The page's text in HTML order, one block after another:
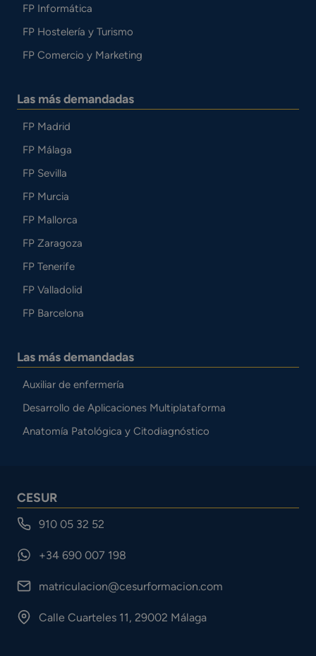
FP Informática
FP Hostelería y Turismo
FP Comercio y Marketing
Las más demandadas
FP Madrid
FP Málaga
FP Sevilla
FP Murcia
FP Mallorca
FP Zaragoza
FP Tenerife
FP Valladolid
FP Barcelona
Las más demandadas
Auxiliar de enfermería
Desarrollo de Aplicaciones Multiplataforma
Anatomía Patológica y Citodiagnóstico
CESUR
910 05 32 52
+34 690 007 198
matriculacion@cesurformacion.com
Calle Cuarteles 11, 29002 Málaga